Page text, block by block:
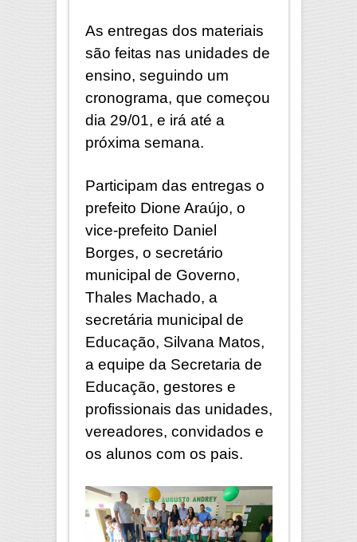
As entregas dos materiais
são feitas nas unidades de
ensino, seguindo um
cronograma, que começou
dia 29/01, e irá até a
próxima semana.
Participam das entregas o
prefeito Dione Araújo, o
vice-prefeito Daniel
Borges, o secretário
municipal de Governo,
Thales Machado, a
secretária municipal de
Educação, Silvana Matos,
a equipe da Secretaria de
Educação, gestores e
profissionais das unidades,
vereadores, convidados e
os alunos com os pais.